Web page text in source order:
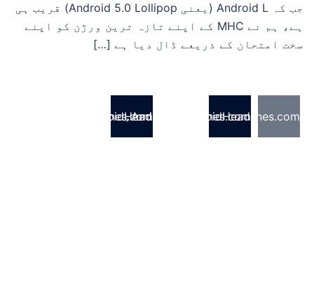
جب کہ Android L (یعنی Android 5.0 Lollipop) قریب ہی
ہے، ہم نے MHC کے اپنے تازہ ترین ورژن کو اپنے
سخت امتحان کے ذریعے ڈال دیا ہے […]
AndroidHeadlines.com،